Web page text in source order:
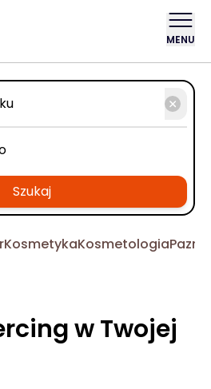
MENU
Szukaj
KosmetykaKosmetologia
w Twojej